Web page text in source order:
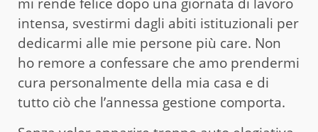
intensa, svestirmi dagli abiti istituzionali per
dedicarmi alle mie persone più care. Non
ho remore a confessare che amo prendermi
cura personalmente della mia casa e di
tutto ciò che l’annessa gestione comporta.